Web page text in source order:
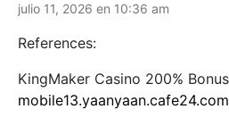
julio 11, 2026 en 10:36 am
References:
KingMaker Casino 200% Bonus
mobile13.yaanyaan.cafe24.com